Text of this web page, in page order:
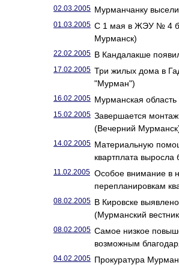
02.03.2005 Мурманчанку
01.03.2005 С 1 мая в ЖЭУ № 4
Мурманск)
22.02.2005 В Кандалакше
17.02.2005 Три жилых дома в
"Мурман")
16.02.2005 Мурманская
15.02.2005 Завершается
(Вечерний
14.02.2005 Материальную
квартплата
11.02.2005 Особое внимание в
перепланировкам
08.02.2005 В Кировске
(Мурманский
08.02.2005 Самое низкое
возможным
04.02.2005 Прокуратура